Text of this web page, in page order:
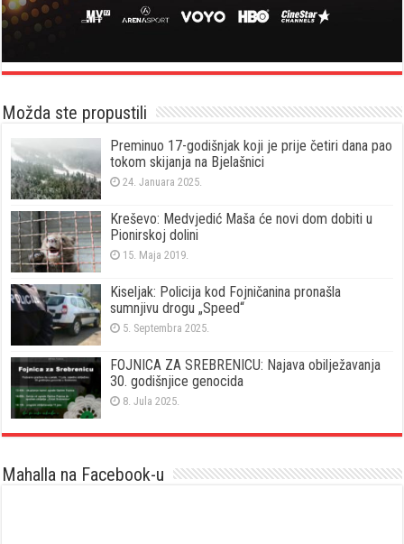
Možda ste propustili
Preminuo 17-godišnjak koji je prije četiri dana pao
tokom skijanja na Bjelašnici
24. Januara 2025.
Kreševo: Medvjedić Maša će novi dom dobiti u
Pionirskoj dolini
15. Maja 2019.
Kiseljak: Policija kod Fojničanina pronašla
sumnjivu drogu „Speed“
5. Septembra 2025.
FOJNICA ZA SREBRENICU: Najava obilježavanja
30. godišnjice genocida
8. Jula 2025.
Mahalla na Facebook-u